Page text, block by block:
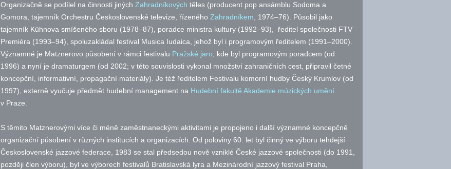
Organizačně se podílel na činnosti jiných Zahradníkových těles (producent pop ansámblu Sodoma a
Gomora, tajemník Orchestru Československé televize, řízeného Zahradníkem , 1974–76). Působil jako
tajemník Kühnova smíšeného sboru (1978–87), poradce ministra kultury (1992–93), ředitel společnosti FTV
Premiéra (1993–94), spoluzakládal festival Musica Iudaica, jehož byl i programovým ředitelem (1991–2000).
Významné je Matznerovo působení v rámci festivalu Pražské jaro , kde byl programovým poradcem (od
1996) a nyní je dramaturgem (od 2002; v této souvislosti vykonal množství zahraničních cest, připravil četné
koncepční, informativní, propagační materiály). Je též ředitelem Festivalu komorní hudby Český Krumlov (od
1997), externě vyučuje předmět hudební management na Hudební fakultě Akademie múzických umění
v Praze.
S těmito Matznerovými více či méně zaměstnaneckými aktivitami je propojeno i další významné koncepčně
organizační působení v různých institucích a organizacích. Od poloviny 60. let byl činný ve výboru tehdejší
Československé jazzové federace, 1983 se stal předsedou nově vzniklé České jazzové společnosti (do 1991,
později člen výboru), byl ve výborech festivalů Bratislavská lyra a Mezinárodní jazzový festival Praha,